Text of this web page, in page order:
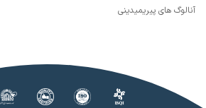
آنالوگ های پیریمیدینی